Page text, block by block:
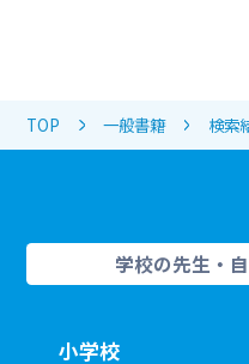
TOP 一般書籍 検索
学校の先生・
小学校